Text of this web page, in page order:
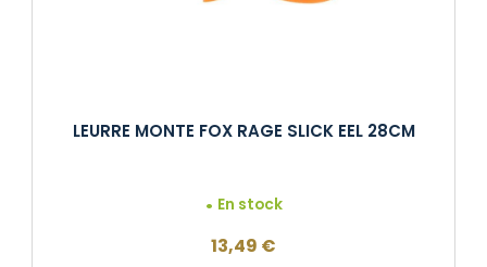
LEURRE MONTE FOX RAGE SLICK EEL 28CM
En stock
13,49 €